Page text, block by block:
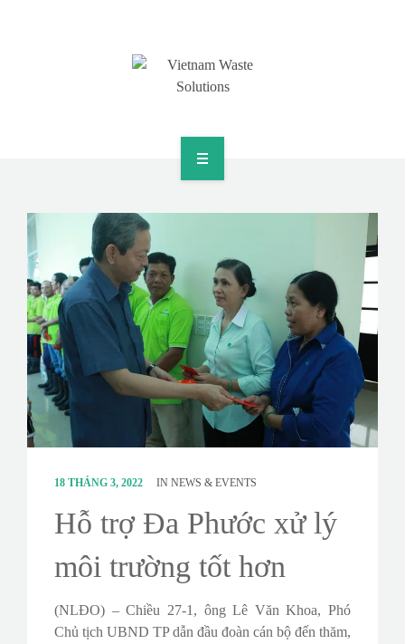
ABOUT
GREEN SOLUTIONS
NEWS & EVENTS
CONTACT
SURVEY
18 THÁNG 3, 2022 IN NEWS & EVENTS
Hỗ trợ Đa Phước xử lý
môi trường tốt hơn
(NLĐO) – Chiều 27-1, ông Lê Văn Khoa, Phó
Chủ tịch UBND TP dẫn đầu đoàn cán bộ đến thăm,